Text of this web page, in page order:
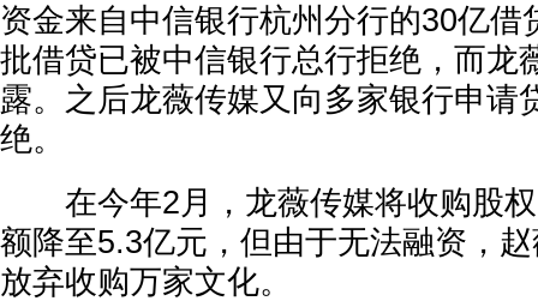
资金来自中信银行杭州分行的30亿借
批借贷已被中信银行总行拒绝，而龙
露。之后龙薇传媒又向多家银行申请
绝。
在今年2月，龙薇传媒将收购股权
额降至5.3亿元，但由于无法融资，
放弃收购万家文化。